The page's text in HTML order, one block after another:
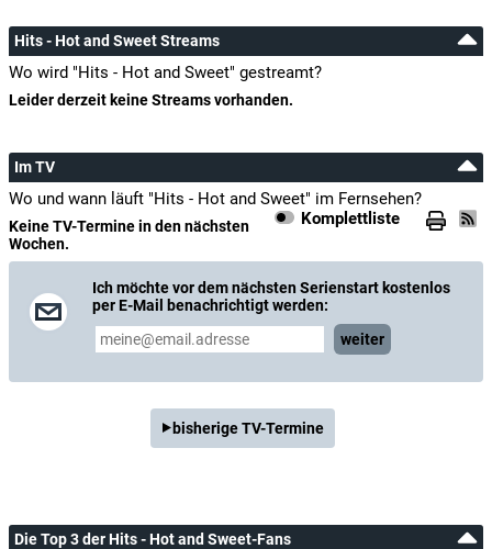
Hits - Hot and Sweet Streams
Wo wird "Hits - Hot and Sweet" gestreamt?
Leider derzeit keine Streams vorhanden.
Im TV
Wo und wann läuft "Hits - Hot and Sweet" im Fernsehen?
Komplettliste
Keine TV-Termine in den nächsten
Wochen.
Ich möchte vor dem nächsten Serienstart kostenlos
per E-Mail benachrichtigt werden:
weiter
bisherige TV-Termine
Die Top 3 der Hits - Hot and Sweet-Fans